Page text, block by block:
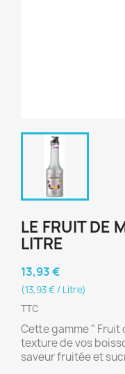
LE FRUIT DE
LITRE
13,93 €
(13,93 € / Litre)
TTC
Cette gamme " Fruit
texture de vos
saveur fruitée et